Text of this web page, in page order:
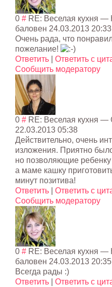
0 # RE: Веселая кухня —
баловен 24.03.2013 20:33
Очень рада, что
пожелание!
Ответить
Ответить с
Сообщить модератору
0 # RE: Веселая кухня —
22.03.2013 05:38
Действительно, очень
изложения. Приятно
но позволяющие ребенку
а маме кашку
минут позитива!
Ответить
Ответить с
Сообщить модератору
0 # RE: Веселая кухня —
баловен 24.03.2013 20:35
Всегда рады :)
Ответить
Ответить с